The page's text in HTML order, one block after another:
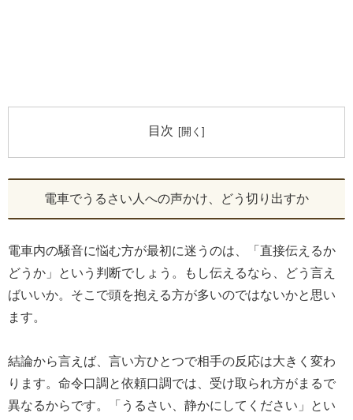
目次
電車でうるさい人への声かけ、どう切り出すか
電車内の騒音に悩む方が最初に迷うのは、「直接伝えるか
どうか」という判断でしょう。もし伝えるなら、どう言え
ばいいか。そこで頭を抱える方が多いのではないかと思い
ます。
結論から言えば、言い方ひとつで相手の反応は大きく変わ
ります。命令口調と依頼口調では、受け取られ方がまるで
異なるからです。「うるさい、静かにしてください」とい